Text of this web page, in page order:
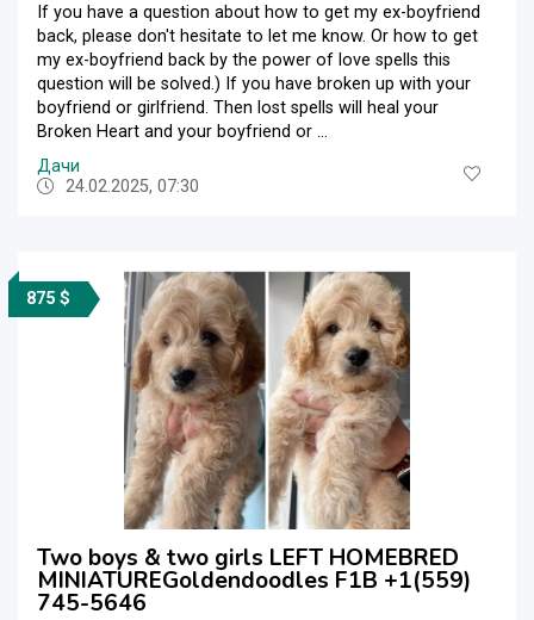
If you have a question about how to get my ex-boyfriend
back, please don't hesitate to let me know. Or how to get
my ex-boyfriend back by the power of love spells this
question will be solved.) If you have broken up with your
boyfriend or girlfriend. Then lost spells will heal your
Broken Heart and your boyfriend or ...
Дачи
24.02.2025, 07:30
875 $
Two boys & two girls LEFT HOMEBRED
MINIATUREGoldendoodles F1B +1(559)
745-5646